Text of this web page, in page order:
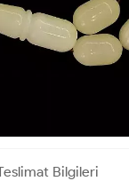
Bilgileri